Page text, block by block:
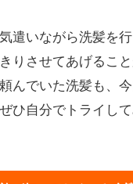
遣いながら洗髪を
りさせてあげること
んでいた洗髪も、
ひ自分でトライし